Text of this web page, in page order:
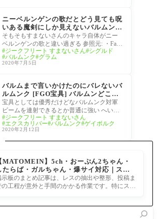
ニーベルンゲンの歌だとどう見ても呪
いある魔剣にしか見えないバルムンク
だが聖剣要素どこにあるんだろうか？
[FGO]
そもそもすまないさんのキャラ自体がニー
ベルンゲンの歌と違い過ぎる 参照元: ・Fate/
Grand Order考察・雑談スレ 第4249の聖杯 44:
FGO民 202
ジークフリート すまないさん シグルド
バルムンク
グラム
2020年7月5日
バルムまで言いかけたのにバレないバ
ルムンク [FGO宝具] バルムンどころ
かバルムンクと言い切って撃ち合った
のに真名に気付かない英霊だっている
くらいの知名度だぞ
宝具としては優秀だけどなバルムンク対軍
ビームを連射できるとか普通に強い へいよ
ーかるでらっくす！ すまない、本当にすま
ない
ジークフリート すまないさん
エクスカリバー バルムンク ゲイボルク
2020年2月12日
MATOMEIN】5ch・おーぷん2ちゃん・
たらば・ガルちゃん・爆サイ対応｜スマ
でまとめ記事を作れるアプリ FGOのまと
記事ができるまで
示板のまとめ記事は、レスの抽出や整形、投稿ま
の工程が意外と手間のかかる作業です。特にスマ